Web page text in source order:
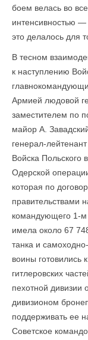
боем велась во
интенсивностью —
это делалось для
В тесном
к наступлению
Армией людовой
заместителем по
майор А.
генерал-
Войска Польского
Одерской
которая по
правительствами
командующего 1-
имела около 67
танка и
воины
гитлеровских
пехотной диви­зии
дивизионом
поддерживать ее
Советское